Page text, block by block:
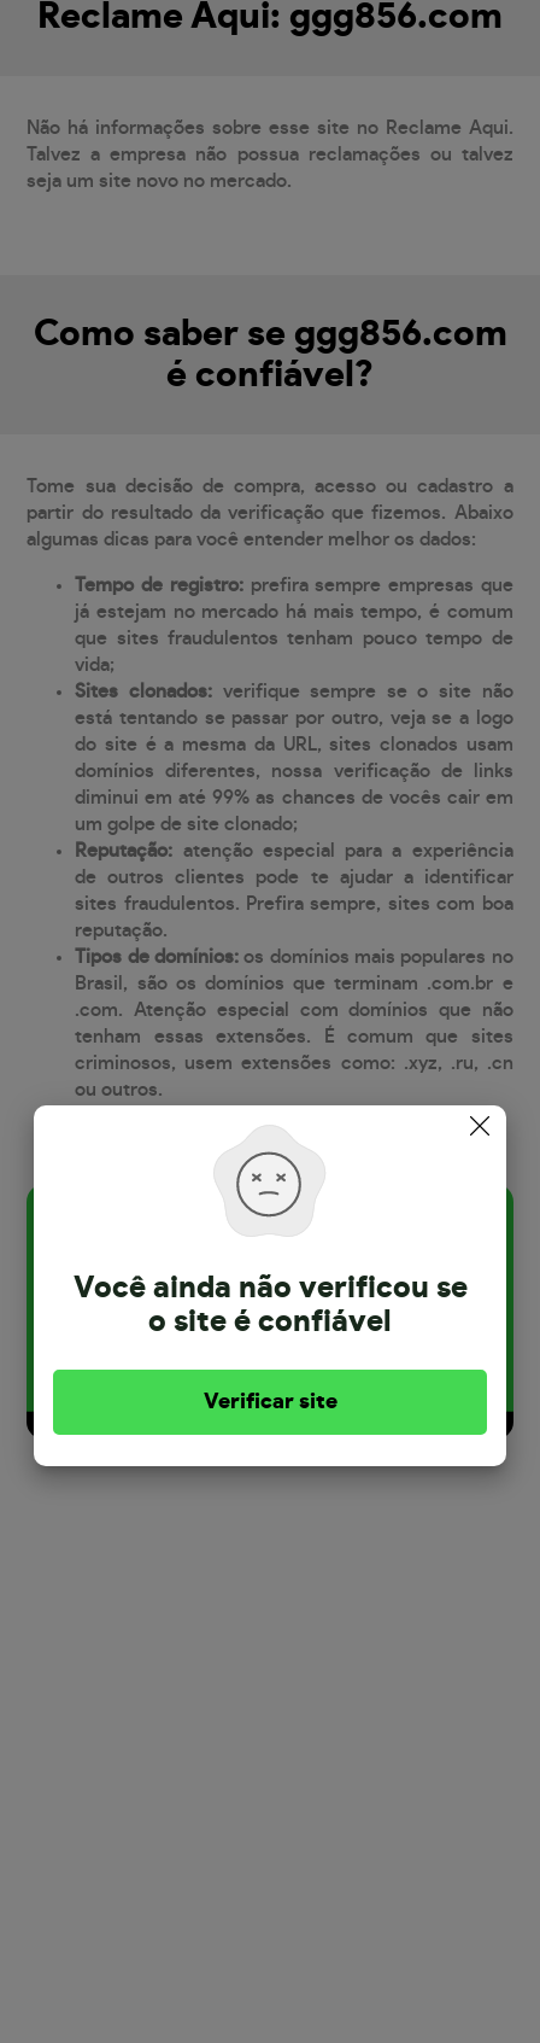
Reclame Aqui: ggg856.com
Não há informações sobre esse site no Reclame Aqui.
Talvez a empresa não possua reclamações ou talvez
seja um site novo no mercado.
Como saber se ggg856.com
é confiável?
Tome sua decisão de compra, acesso ou cadastro a
partir do resultado da verificação que fizemos. Abaixo
algumas dicas para você entender melhor os dados:
Tempo de registro: prefira sempre empresas que
já estejam no mercado há mais tempo, é comum
que sites fraudulentos tenham pouco tempo de
vida;
Sites clonados: verifique sempre se o site não
está tentando se passar por outro, veja se a logo
do site é a mesma da URL, sites clonados usam
domínios diferentes, nossa verificação de links
diminui em até 99% as chances de vocês cair em
um golpe de site clonado;
Reputação: atenção especial para a experiência
de outros clientes pode te ajudar a identificar
sites fraudulentos. Prefira sempre, sites com boa
reputação.
Tipos de domínios:os domínios mais populares no
Brasil, são os domínios que terminam .com.br e
.com. Atenção especial com domínios que não
tenham essas extensões. É comum que sites
criminosos, usem extensões como: .xyz, .ru, .cn
ou outros.
Você ainda não verificou se
o site é confiável
Verificar site